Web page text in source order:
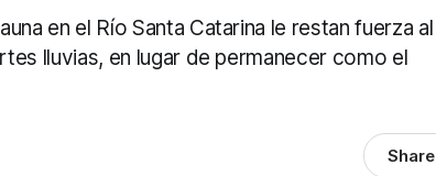
en el Río Santa Catarina le restan fuerza al
lluvias, en lugar de permanecer como el
Share